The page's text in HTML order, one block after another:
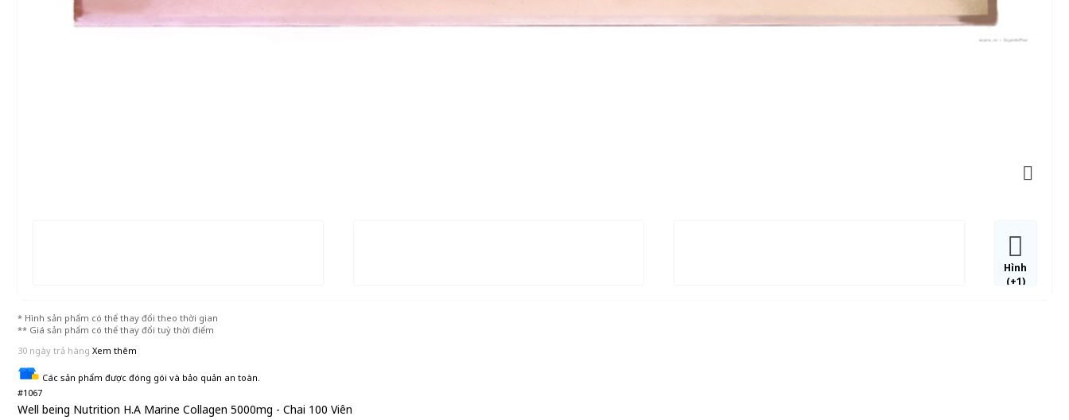
Hình
(+1)
* Hình sản phẩm có thể thay đổi theo thời gian
** Giá sản phẩm có thể thay đổi tuỳ thời điểm
30 ngày trả hàng Xem thêm
Các sản phẩm được đóng gói và bảo quản an toàn.
#1067
Well being Nutrition H.A Marine Collagen 5000mg - Chai 100 Viên